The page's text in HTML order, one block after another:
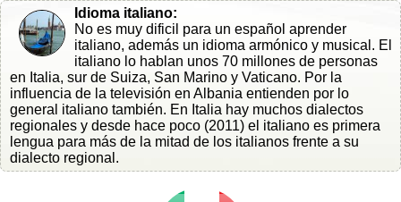
Idioma italiano:
No es muy dificil para un español aprender
italiano, además un idioma armónico y musical. El
italiano lo hablan unos 70 millones de personas
en Italia, sur de Suiza, San Marino y Vaticano. Por la
influencia de la televisión en Albania entienden por lo
general italiano también. En Italia hay muchos dialectos
regionales y desde hace poco (2011) el italiano es primera
lengua para más de la mitad de los italianos frente a su
dialecto regional.